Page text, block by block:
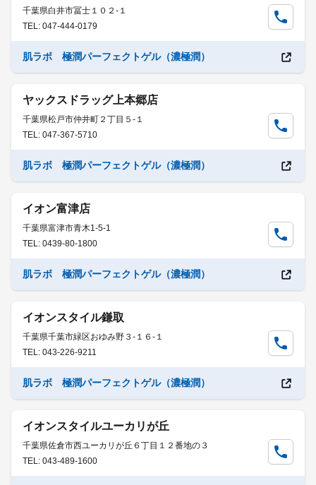
千葉県白井市冨士１０２-１
TEL: 047-444-0179
肌ラボ 極潤パーフェクトゲル（濃極潤）
ヤックスドラッグ上本郷店
千葉県松戸市仲井町２丁目５-１
TEL: 047-367-5710
肌ラボ 極潤パーフェクトゲル（濃極潤）
イオン富津店
千葉県富津市青木1-5-1
TEL: 0439-80-1800
肌ラボ 極潤パーフェクトゲル（濃極潤）
イオンスタイル鎌取
千葉県千葉市緑区おゆみ野３-１６-１
TEL: 043-226-9211
肌ラボ 極潤パーフェクトゲル（濃極潤）
イオンスタイルユーカリが丘
千葉県佐倉市西ユーカリが丘６丁目１２番地の３
TEL: 043-489-1600